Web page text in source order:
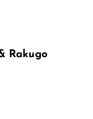
Rakugo